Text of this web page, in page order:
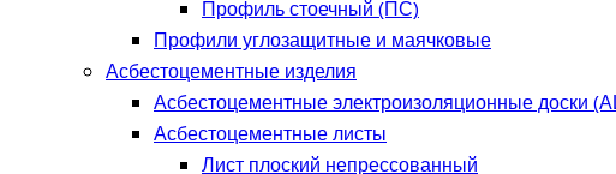
Профиль стоечный (ПС)
Профили углозащитные и маячковые
Асбестоцементные изделия
Асбестоцементные электроизоляционные доски
Асбестоцементные листы
Лист плоский непрессованный